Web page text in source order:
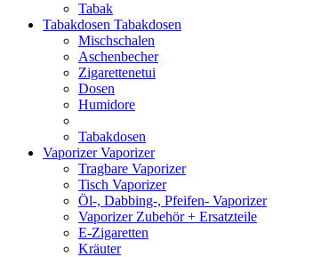
Tabak
Tabakdosen Tabakdosen
Mischschalen
Aschenbecher
Zigarettenetui
Dosen
Humidore
Tabakdosen
VaporizerVaporizer
Tragbare Vaporizer
Tisch Vaporizer
Öl-, Dabbing-, Pfeifen- Vaporizer
Vaporizer Zubehör + Ersatzteile
E-Zigaretten
Kräuter